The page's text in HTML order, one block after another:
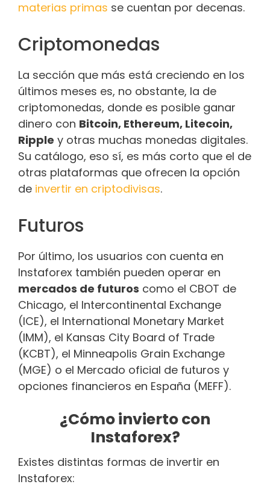
materias primas se cuentan por decenas.
Criptomonedas
La sección que más está creciendo en los
últimos meses es, no obstante, la de
criptomonedas, donde es posible ganar
dinero con Bitcoin, Ethereum, Litecoin,
Ripple y otras muchas monedas digitales.
Su catálogo, eso sí, es más corto que el de
otras plataformas que ofrecen la opción
de invertir en criptodivisas.
Futuros
Por último, los usuarios con cuenta en
Instaforex también pueden operar en
mercados de futuros como el CBOT de
Chicago, el Intercontinental Exchange
(ICE), el International Monetary Market
(IMM), el Kansas City Board of Trade
(KCBT), el Minneapolis Grain Exchange
(MGE) o el Mercado oficial de futuros y
opciones financieros en España (MEFF).
¿Cómo invierto con
Instaforex?
Existes distintas formas de invertir en
Instaforex: